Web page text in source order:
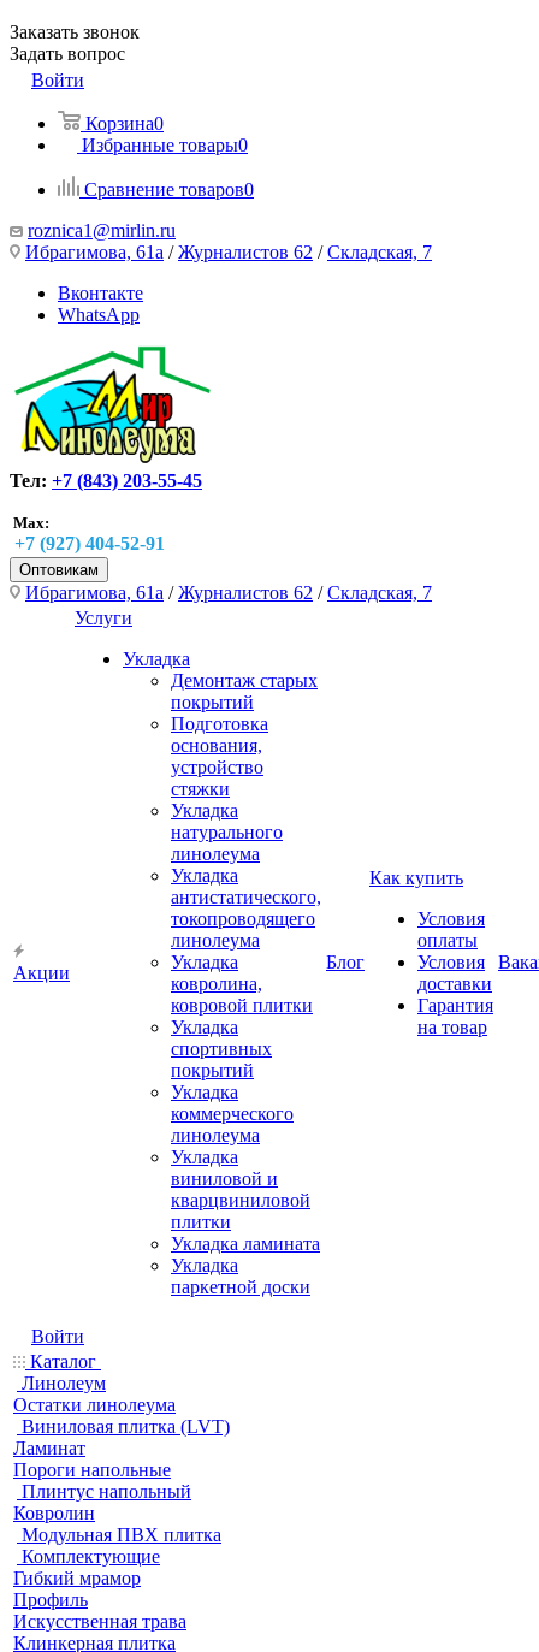
Заказать звонок
Задать вопрос
Войти
Корзина0
Избранные товары0
Сравнение товаров0
roznica1@mirlin.ru
Ибрагимова, 61а /Журналистов 62 /Складская, 7
Вконтакте
WhatsApp
Тел: +7 (843) 203-55-45
Max:
+7 (927) 404-52-91
Оптовикам
Ибрагимова, 61а /Журналистов 62 /Складская, 7
Акции
Услуги
Укладка
Демонтаж старых
покрытий
Подготовка
основания,
устройство
стяжки
Укладка
натурального
линолеума
Укладка
антистатического,
токопроводящего
линолеума
Укладка
ковролина,
ковровой плитки
Укладка
спортивных
покрытий
Укладка
коммерческого
линолеума
Укладка
виниловой и
кварцвиниловой
плитки
Укладка ламината
Укладка
паркетной доски
Блог
Как купить
Условия
оплаты
Условия
доставки
Гарантия
на товар
Войти
Каталог
Линолеум
Остатки линолеума
Виниловая плитка (LVT)
Ламинат
Пороги напольные
Плинтус напольный
Ковролин
Модульная ПВХ плитка
Комплектующие
Гибкий мрамор
Профиль
Искусственная трава
Клинкерная плитка